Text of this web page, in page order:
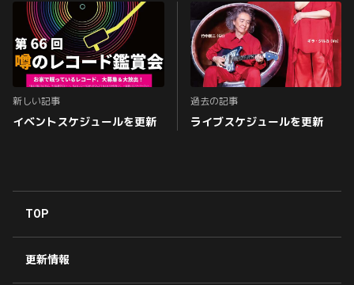
新しい記事
イベントスケジュールを更新
過去の記事
ライブスケジュールを更新
TOP
更新情報